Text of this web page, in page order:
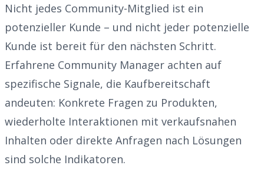
Nicht jedes Community-Mitglied ist ein
potenzieller Kunde – und nicht jeder potenzielle
Kunde ist bereit für den nächsten Schritt.
Erfahrene Community Manager achten auf
spezifische Signale, die Kaufbereitschaft
andeuten: Konkrete Fragen zu Produkten,
wiederholte Interaktionen mit verkaufsnahen
Inhalten oder direkte Anfragen nach Lösungen
sind solche Indikatoren.